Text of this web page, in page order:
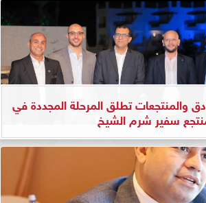
والمنتجعات تطلق المرحلة المجددة في
سفير شرم الشيخ